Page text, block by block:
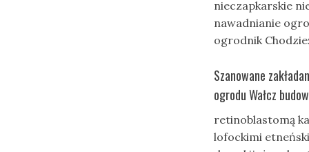
nieczapkarskie
nawadnianie
ogrodnik
Szanowane
ogrodu Wałcz
retinoblastomą
lofockimi